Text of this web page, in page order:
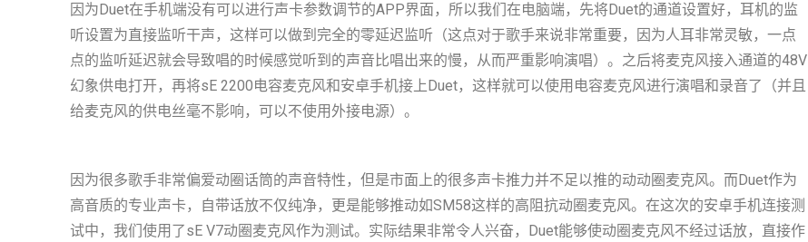
因为Duet在手机端没有可以进行声卡参数调节的APP界面，所以我们在电脑端，先将Duet的通道设置好，耳机的监
听设置为直接监听干声，这样可以做到完全的零延迟监听（这点对于歌手来说非常重要，因为人耳非常灵敏，一点
点的监听延迟就会导致唱的时候感觉听到的声音比唱出来的慢，从而严重影响演唱）。之后将麦克风接入通道的48V
幻象供电打开，再将sE 2200电容麦克风和安卓手机接上Duet，这样就可以使用电容麦克风进行演唱和录音了（并且
给麦克风的供电丝毫不影响，可以不使用外接电源）。
因为很多歌手非常偏爱动圈话筒的声音特性，但是市面上的很多声卡推力并不足以推的动动圈麦克风。而Duet作为
高音质的专业声卡，自带话放不仅纯净，更是能够推动如SM58这样的高阻抗动圈麦克风。在这次的安卓手机连接测
试中，我们使用了sE V7动圈麦克风作为测试。实际结果非常令人兴奋，Duet能够使动圈麦克风不经过话放，直接作